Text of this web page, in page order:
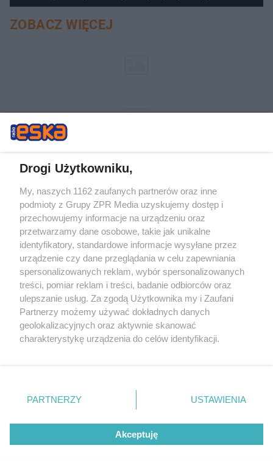
ZOBACZ WIĘCEJ
tym także elektroniczny lub mechaniczny) na jakimkolwiek polu
tzn. bez właściwej zgody, jest zabronione pod groźbą kary i może być
ścigane prawnie.
Drogi Użytkowniku,
My, naszych 1162 zaufanych partnerów oraz inne
podmioty z Grupy ZPR Media uzyskujemy dostęp i
przechowujemy informacje na urządzeniu oraz
przetwarzamy dane osobowe, takie jak unikalne
identyfikatory, standardowe informacje wysyłane przez
urządzenie czy dane przeglądania w celu zapewniania
spersonalizowanych reklam, wybór spersonalizowanych
treści, pomiar reklam i treści, badanie odbiorców oraz
ulepszanie usług. Za zgodą Użytkownika my i Zaufani
Partnerzy możemy używać dokładnych danych
geolokalizacyjnych oraz aktywnie skanować
charakterystykę urządzenia do celów identyfikacji.
zmienić/wycofać klikając przycisk ustawień prywatności
znajdujący się w lewym dolnym rogu strony
rodzaje przetwarzania danych nie wymagają zgody
użytkownika, ale masz prawo sprzeciwić się takiemu
przetwarzaniu. Preferencje będą miały zastosowanie tylko
PARTNERZY USTAWIENIA
Akceptuję